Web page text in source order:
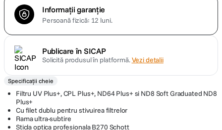
Informații garanție
Persoană fizică: 12 luni.
Publicare în SICAP
Solicită produsul în platformă.Vezi detalii
Specificații cheie
Filtru UV Plus+, CPL Plus+, ND64 Plus+ si ND8 Soft Graduated ND8
Plus+
Cu filet dublu pentru stivuirea filtrelor
Rama ultra-subtire
Sticla optica profesionala B270 Schott